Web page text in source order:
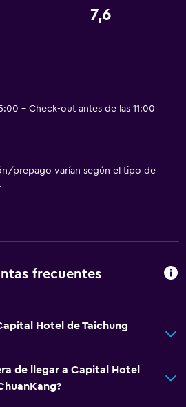
7,6
- Check-out antes de las 11:00
prepago varían según el tipo de
frecuentes
Hotel de Taichung
de llegar a Capital Hotel